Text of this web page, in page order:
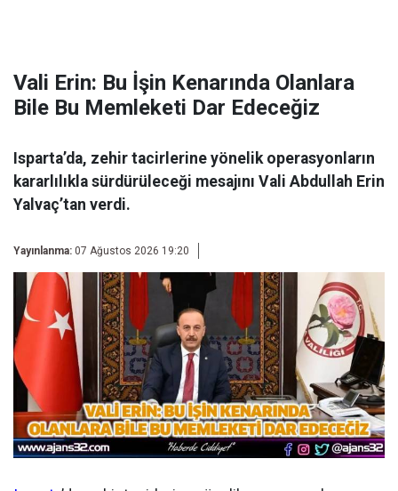
Vali Erin: Bu İşin Kenarında Olanlara
Bile Bu Memleketi Dar Edeceğiz
Isparta’da, zehir tacirlerine yönelik operasyonların
kararlılıkla sürdürüleceği mesajını Vali Abdullah Erin
Yalvaç’tan verdi.
Yayınlanma: 07 Ağustos 2026 19:20